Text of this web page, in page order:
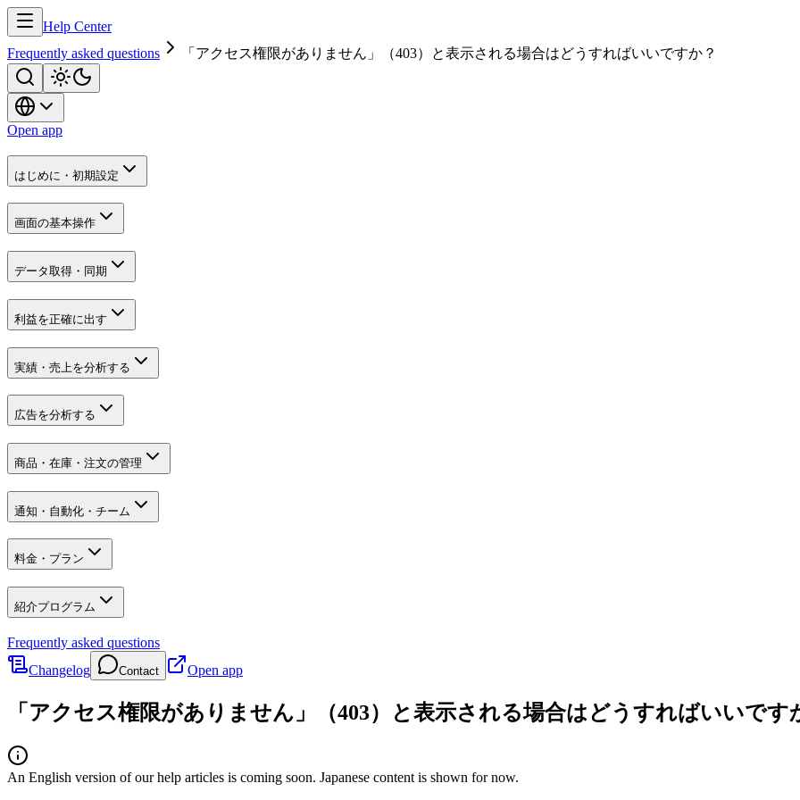
Help Center
Frequently asked questions
「アクセス権限がありません」（403）と表示される場合はどうすればいいですか？
Open app
はじめに・初期設定
画面の基本操作
データ取得・同期
利益を正確に出す
実績・売上を分析する
広告を分析する
商品・在庫・注文の管理
通知・自動化・チーム
料金・プラン
紹介プログラム
Frequently asked questions
Changelog
Contact Open app
「アクセス権限がありません」（403）と表示される場合はどうすればいいです
An English version of our help articles is coming soon. Japanese content is shown for now.